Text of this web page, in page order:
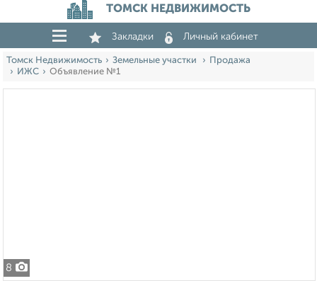
ТОМСК НЕДВИЖИМОСТЬ
Закладки Личный кабинет
Томск Недвижимость Земельные участки
Продажа
ИЖС
Объявление №1
8